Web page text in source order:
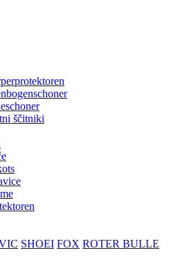
ščitniki
SHOEI FOX ROTER BULLE